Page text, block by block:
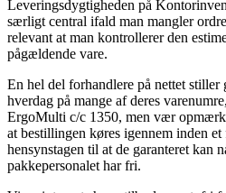
Leveringsdygtigheden på
særligt central ifald man mangler
relevant at man kontrollerer den
pågældende vare.
En hel del forhandlere på nettet
hverdag på mange af deres
ErgoMulti c/c 1350, men vær
at bestillingen køres igennem inden et
hensynstagen til at de garanteret kan
pakkepersonalet har fri.